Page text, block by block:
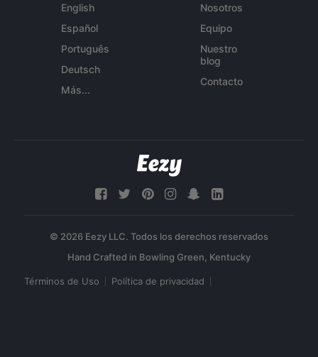
English
Español
Português
Deutsch
Más...
Nosotros
Equipo
Nuestro
blog
Contacto
© 2026 Eezy LLC. Todos los derechos reservados
Términos de Uso Política de privacidad